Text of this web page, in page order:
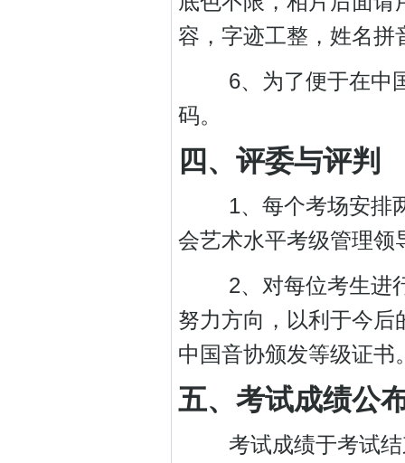
容，字迹工整，姓名拼
6、为了便于在中国
码。
四、评委与评判
1、每个考场安排两
会艺术水平考级管理领
2、对每位考生进行
努力方向，以利于今后
中国音协颁发等级证书
五、考试成绩公
考试成绩于考试结